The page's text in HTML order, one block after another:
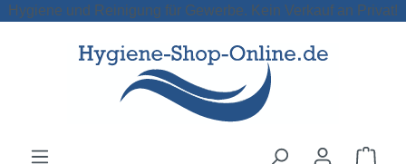
Zum Hauptinhalt springen
Hygiene und Reinigung für Gewerbe. Kein Verkauf an Privat!